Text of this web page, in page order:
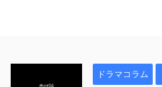
ドラマコラム